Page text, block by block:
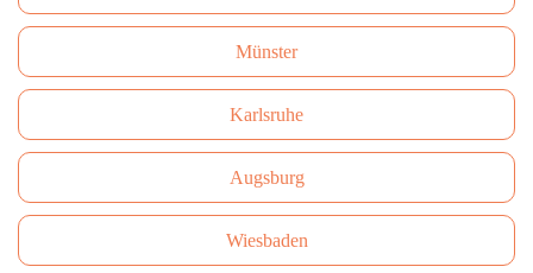
Münster
Karlsruhe
Augsburg
Wiesbaden